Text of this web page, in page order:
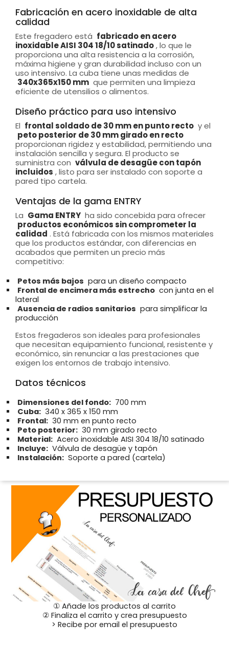
Fabricación en acero inoxidable de alta
calidad
Este fregadero está fabricado en acero
inoxidable AISI 304 18/10 satinado, lo que le
proporciona una alta resistencia a la corrosión,
máxima higiene y gran durabilidad incluso con un
uso intensivo. La cuba tiene unas medidas de
340x365x150 mm que permiten una limpieza
eficiente de utensilios o alimentos.
Diseño práctico para uso intensivo
El frontal soldado de 30 mm en punto recto y el
peto posterior de 30 mm girado en recto
proporcionan rigidez y estabilidad, permitiendo una
instalación sencilla y segura. El producto se
suministra con válvula de desagüe con tapón
incluidos , listo para ser instalado con soporte a
pared tipo cartela.
Ventajas de la gama ENTRY
La Gama ENTRY ha sido concebida para ofrecer
productos económicos sin comprometer la
calidad . Está fabricada con los mismos materiales
que los productos estándar, con diferencias en
acabados que permiten un precio más
competitivo:
Petos más bajos para un diseño compacto
Frontal de encimera más estrecho con junta en el
lateral
Ausencia de radios sanitarios para simplificar la
producción
Estos fregaderos son ideales para profesionales
que necesitan equipamiento funcional, resistente y
económico, sin renunciar a las prestaciones que
exigen los entornos de trabajo intensivo.
Datos técnicos
Dimensiones del fondo: 700 mm
Cuba: 340 x 365 x 150 mm
Frontal: 30 mm en punto recto
Peto posterior: 30 mm girado recto
Material: Acero inoxidable AISI 304 18/10 satinado
Incluye: Válvula de desagüe y tapón
Instalación: Soporte a pared (cartela)
① Añade los productos al carrito
② Finaliza el carrito y crea presupuesto
> Recibe por email el presupuesto